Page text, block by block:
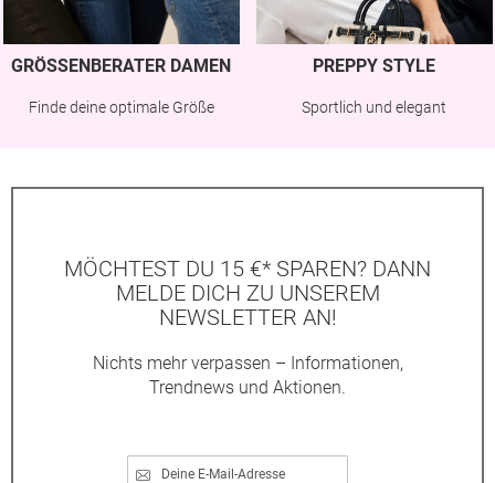
GRÖSSENBERATER DAMEN
Finde deine optimale Größe
PREPPY STYLE
Sportlich und elegant
MÖCHTEST DU 15 €* SPAREN? DANN
MELDE DICH ZU UNSEREM
NEWSLETTER AN!
Nichts mehr verpassen – Informationen,
Trendnews und Aktionen.